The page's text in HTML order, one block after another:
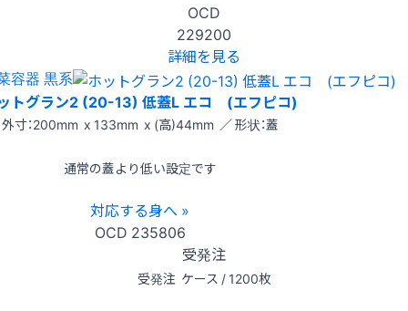
OCD
229200
詳細を見る
容器 黒系
トグラン2 (20-13) 低蓋L エコ (エフピコ)
外寸：200mm x 133mm x (高)44mm ／ 形状：蓋
通常の蓋より低い設定です
対応する身へ »
OCD 235806
受発注
受発注 ケース / 1200枚